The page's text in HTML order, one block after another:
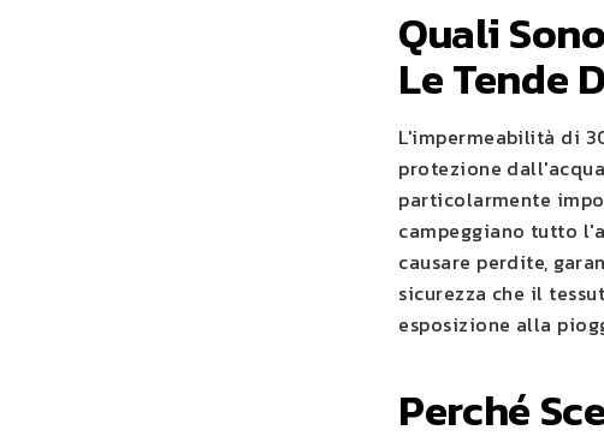
Quali
Le Tende
L'impermeabilità di
protezione
particolarmente
campeggiano tutto
causare perdite,
sicurezza che il
esposizione alla
Perché